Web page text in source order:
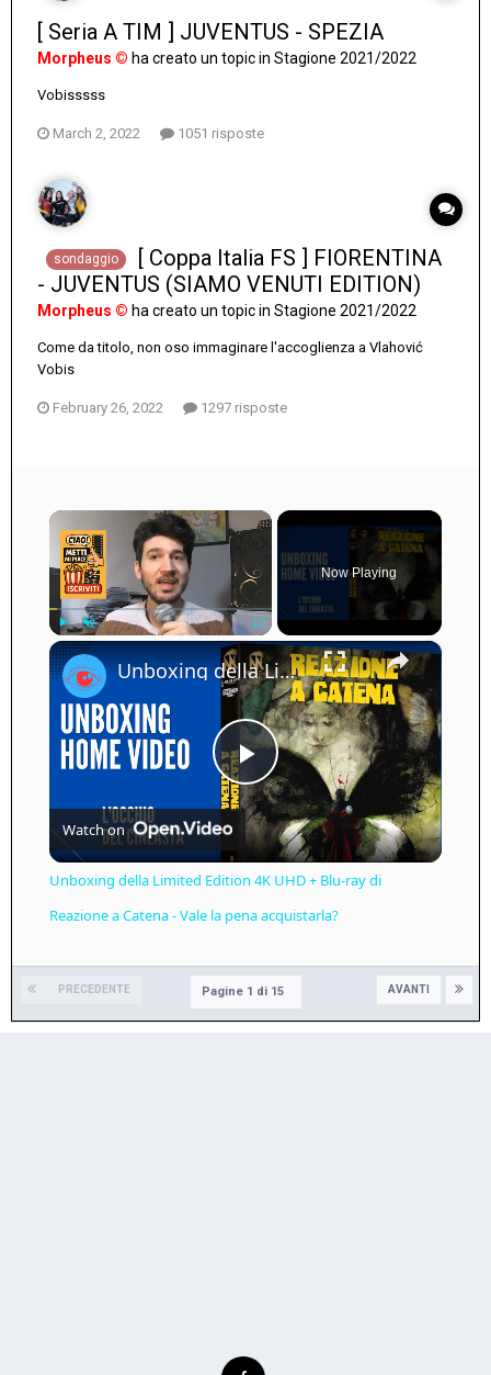
[ Seria A TIM ] JUVENTUS - SPEZIA
Morpheus © ha creato un topic in Stagione 2021/2022
Vobisssss
March 2, 2022 1051 risposte
sondaggio
[ Coppa Italia FS ] FIORENTINA
- JUVENTUS (SIAMO VENUTI EDITION)
Morpheus © ha creato un topic in Stagione 2021/2022
Come da titolo, non oso immaginare l'accoglienza a Vlahović
Vobis
February 26, 2022 1297 risposte
×
Play Unmute Fullscreen
Now Playing
×
Play
Video
Unboxing della Limited Edition 4K UHD + Blu-ray di Reazione a Catena - Vale la pena acquistarla?
Watch on
Unboxing della Limited Edition 4K UHD + Blu-ray di
Reazione a Catena - Vale la pena acquistarla?
PRECEDENTE AVANTI
Pagine 1 di 15